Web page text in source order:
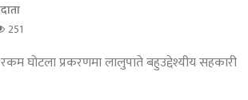
251
घोटला प्रकरणमा लालुपाते बहुउद्देश्यीय सहकारी